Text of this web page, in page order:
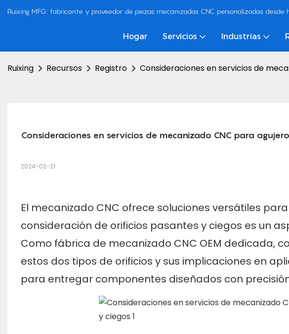
Ruixing MFG: fabricante y proveedor de piezas mecanizadas CNC personalizadas desde
Hogar Servicios Industrias
Ruixing Recursos Registro Consideraciones en servicios de
Consideraciones en servicios de mecanizado CNC para
2024-02-21
El mecanizado CNC ofrece soluciones versátiles
consideración de orificios pasantes y ciegos es un
Como fábrica de mecanizado CNC OEM dedicada,
estos dos tipos de orificios y sus implicaciones en
para entregar componentes diseñados con